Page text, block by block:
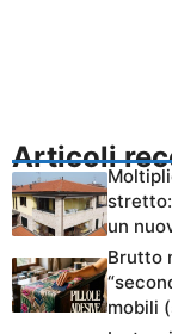
Articoli
un
Brutto
mobili